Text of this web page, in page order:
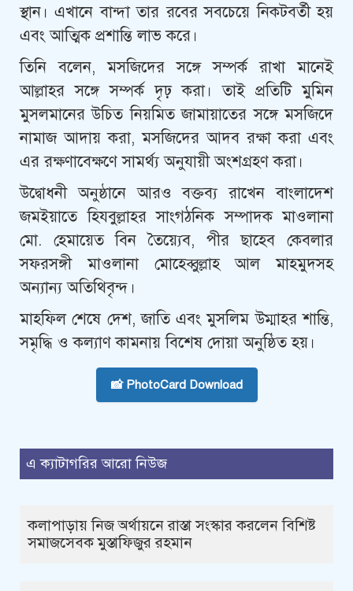
স্থান। এখানে বান্দা তার রবের সবচেয়ে নিকটবর্তী হয়
এবং আত্মিক প্রশান্তি লাভ করে।
তিনি বলেন, মসজিদের সঙ্গে সম্পর্ক রাখা মানেই
আল্লাহর সঙ্গে সম্পর্ক দৃঢ় করা। তাই প্রতিটি মুমিন
মুসলমানের উচিত নিয়মিত জামায়াতের সঙ্গে মসজিদে
নামাজ আদায় করা, মসজিদের আদব রক্ষা করা এবং
এর রক্ষণাবেক্ষণে সামর্থ্য অনুযায়ী অংশগ্রহণ করা।
উদ্বোধনী অনুষ্ঠানে আরও বক্তব্য রাখেন বাংলাদেশ
জমইয়াতে হিযবুল্লাহর সাংগঠনিক সম্পাদক মাওলানা
মো. হেমায়েত বিন তৈয়্যেব, পীর ছাহেব কেবলার
সফরসঙ্গী মাওলানা মোহেব্বুল্লাহ আল মাহমুদসহ
অন্যান্য অতিথিবৃন্দ।
মাহফিল শেষে দেশ, জাতি এবং মুসলিম উম্মাহর শান্তি,
সমৃদ্ধি ও কল্যাণ কামনায় বিশেষ দোয়া অনুষ্ঠিত হয়।
📸 PhotoCard Download
এ ক্যাটাগরির আরো নিউজ
কলাপাড়ায় নিজ অর্থায়নে রাস্তা সংস্কার করলেন বিশিষ্ট
সমাজসেবক মুস্তাফিজুর রহমান